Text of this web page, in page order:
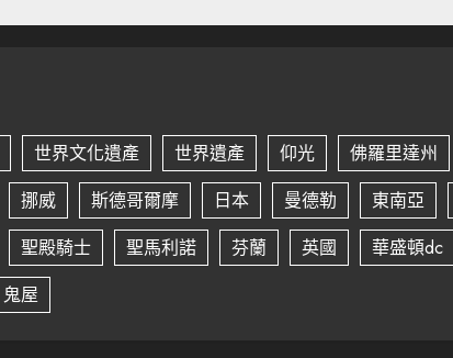
世界文化遺產 世界遺產 仰光 佛羅里達州
挪威 斯德哥爾摩 日本 曼德勒 東南亞
聖殿騎士 聖馬利諾 芬蘭 英國 華盛頓dc
鬼屋